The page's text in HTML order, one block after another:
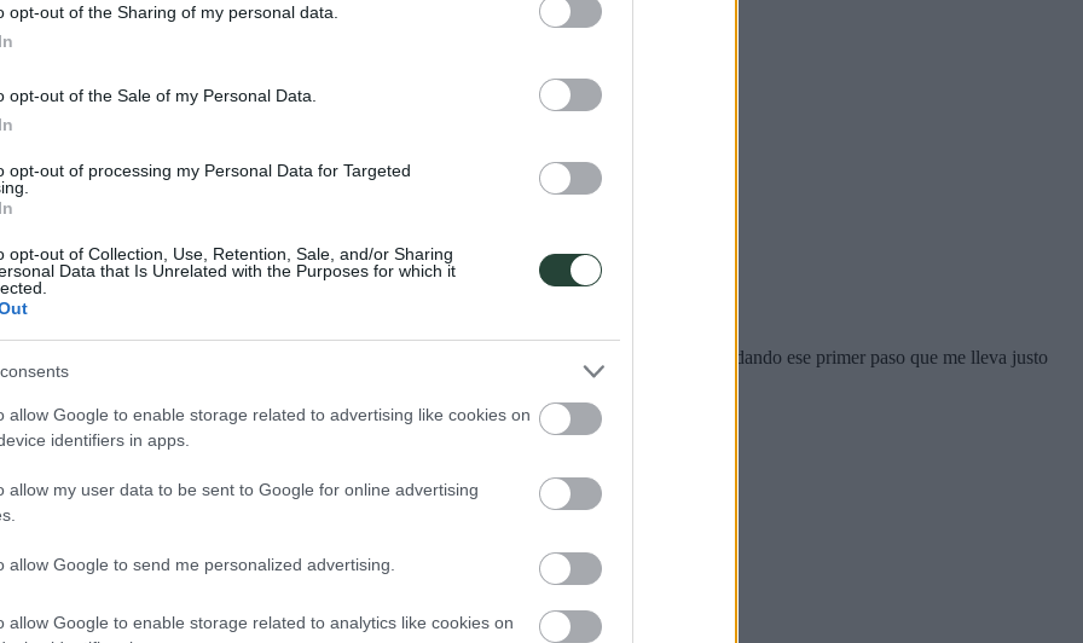
opt-out of the Sharing of my personal data.
opt-out of the Sale of my Personal Data.
opt-out of processing my Personal Data for Targeted
opt-out of Collection, Use, Retention, Sale, and/or Sharing
Data that Is Unrelated with the Purposes for which it
allow Google to enable storage related to advertising like cookies on
identifiers in apps.
allow my user data to be sent to Google for online advertising
allow Google to send me personalized advertising.
allow Google to enable storage related to analytics like cookies on
con mi propia versión de esta motivadora frase de Lao Tsé, ya que por fin me encuentro dando ese primer paso que me lleva justo
«Un viaje de mil millas comienza con el primer paso»
comienza con el primer paso»”